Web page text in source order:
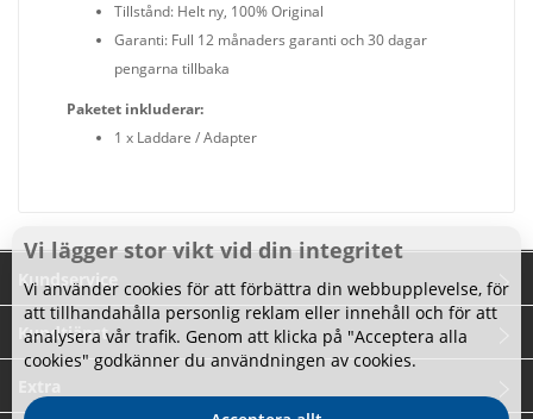
Tillstånd: Helt ny, 100% Original
Garanti: Full 12 månaders garanti och 30 dagar
pengarna tillbaka
Paketet inkluderar:
1 x Laddare / Adapter
Kundservice
Kundtjänst
Vi lägger stor vikt vid din integritet
Vi använder cookies för att förbättra din webbupplevelse, för
att tillhandahålla personlig reklam eller innehåll och för att
analysera vår trafik. Genom att klicka på "Acceptera alla
cookies" godkänner du användningen av cookies.